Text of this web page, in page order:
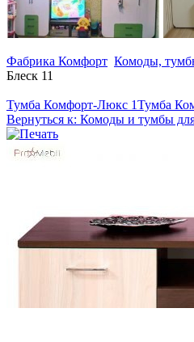
Фабрика Комфорт Комоды,
Блеск 11
Тумба Комфорт-Люкс 1Тумба
Вернуться к: Комоды и тумбы